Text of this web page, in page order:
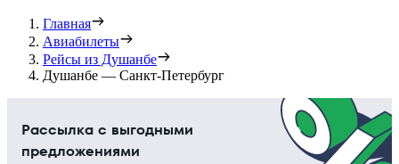
Главная
Авиабилеты
Рейсы из Душанбе
Душанбе — Санкт-Петербург
Рассылка с выгодными
предложениями